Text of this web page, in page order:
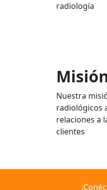
radiología
Nuestra
radiológicos
relaciones a
clientes